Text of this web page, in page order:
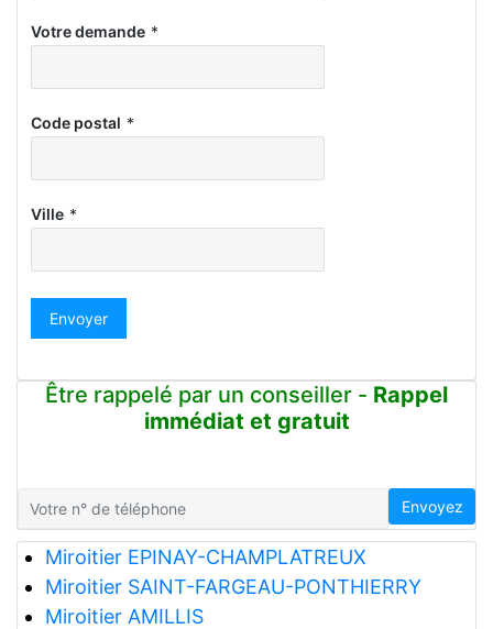
Votre demande *
Code postal *
Ville *
Envoyer
Être rappelé par un conseiller - Rappel
immédiat et gratuit
Envoyez
Miroitier EPINAY-CHAMPLATREUX
Miroitier SAINT-FARGEAU-PONTHIERRY
Miroitier AMILLIS